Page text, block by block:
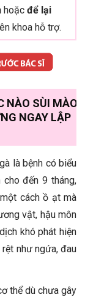
hoặc để lại
khoa hỗ trợ.
NÀO SÙI MÀO
NGAY LẬP
là bệnh có biểu
đến 9 tháng,
cách ồ ạt mà
vật, hậu môn
khó phát hiện
như ngứa, đau
thể dù chưa gây